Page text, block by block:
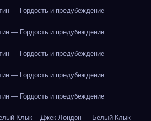
— Гордость и предубеждение
— Гордость и предубеждение
— Гордость и предубеждение
— Гордость и предубеждение
— Гордость и предубеждение
Клык Джек Лондон — Белый Клык